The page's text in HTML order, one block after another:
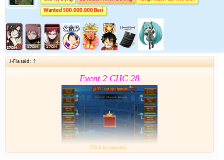
Wanted 500.000.000 Beri
J-Fla said: ↑
Event 2 CHC 28
Click to expand...